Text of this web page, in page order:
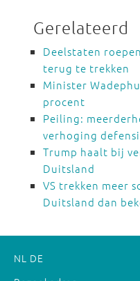
Gerelateerd
Deelstaten
terug te trekken
Minister
procent
Peiling:
verhoging
Trump haalt bij
Duitsland
VS trekken meer
Duitsland dan
NL DE